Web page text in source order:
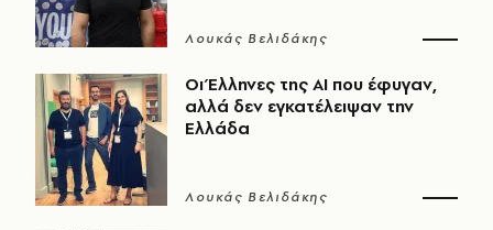
Λουκάς Βελιδάκης
Οι Έλληνες της ΑΙ που έφυγαν,
αλλά δεν εγκατέλειψαν την
Ελλάδα
Λουκάς Βελιδάκης